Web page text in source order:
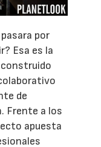
por
Esa es la
construido
de
Frente a los
apuesta